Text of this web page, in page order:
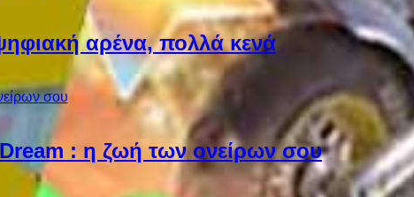
αρένα, πολλά κενά
: η ζωή των ονείρων σου